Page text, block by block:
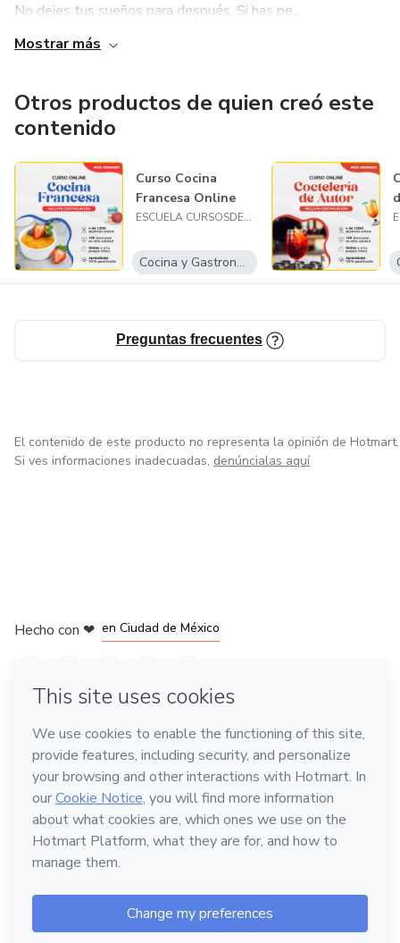
No dejes tus sueños para después. Si has pe...
Mostrar más
Otros productos de quien creó este
contenido
Curso Cocina
Francesa Online
ESCUELA CURSOSDECOCINA
Cocina y Gastronomía
Preguntas frecuentes
El contenido de este producto no representa la opinión de Hotmart.
Si ves informaciones inadecuadas, denúncialas aquí
Hecho con ❤ en Ciudad de México
Conoce Hotmart
Idioma
Español